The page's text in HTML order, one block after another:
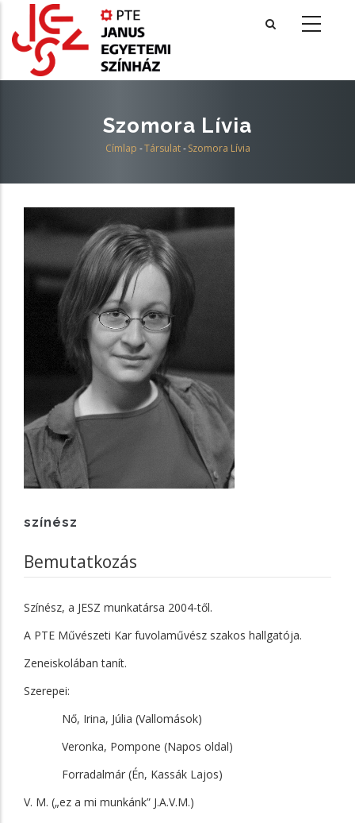
tartalomra
Szomora Lívia
Címlap -Társulat - Szomora Lívia
színész
Bemutatkozás
Színész, a JESZ munkatársa 2004-től.
A PTE Művészeti Kar fuvolaművész szakos hallgatója.
Zeneiskolában tanít.
Szerepei:
Nő, Irina, Júlia (Vallomások)
Veronka, Pompone (Napos oldal)
Forradalmár (Én, Kassák Lajos)
V. M. („ez a mi munkánk” J.A.V.M.)